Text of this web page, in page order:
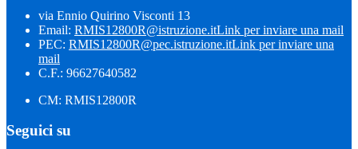
via Ennio Quirino Visconti 13
Email: RMIS12800R@istruzione.itLink per inviare una mail
PEC: RMIS12800R@pec.istruzione.itLink per inviare una
mail
C.F.: 96627640582
CM: RMIS12800R
Seguici su